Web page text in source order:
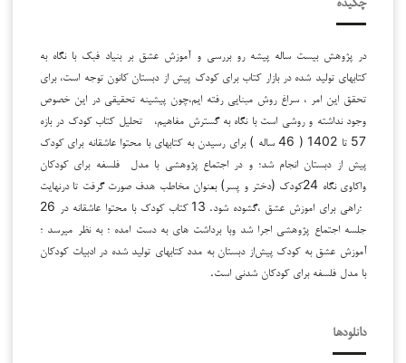
چکیده
در پژوهش بیست ساله پیشه رو بررسی و آموزش عشق بر بنیاد فبک با نگاه به
کتابهای تولید شده در بازار کتاب برای کودک پیش از دبستان کانون توجه است، برای
تحقق این امر ، سراغ روش مبنایی رفته ایم،چون پیشینه تحقیقی در این خصوص
وجود نداشته و روشی است با نگاه به گسترش مفاهیم، تحلیل کتاب کودک در بازه
57 تا 1402 ( 46 ساله ) برای رسیدن به کتابهای با محتوا عاشقانه برای کودک
پیش از دبستان انجام شد؛ و در اجتماع پژوهشی با مدل فلسفه برای کودکان
واکاوی نگاه 24کودک (دختر و پسر) بعنوان مخاطب هدف صورت گرفت تا درنهایت
؛راهی برای اموزش عشق ،گشوده شود. 13 کتاب کودک با محتوا عاشقانه در 26
جلسه اجتماع پژوهشی اجرا شد وبا برداشت های به دست امده ؛ به نظر میرسد ؛
آموزش عشق به کودک پیش‌از دبستان به مدد کتابهای تولید شده در ادبیات کودکان
با مدل فلسفه برای کودکان شدنی است.
دانلودها